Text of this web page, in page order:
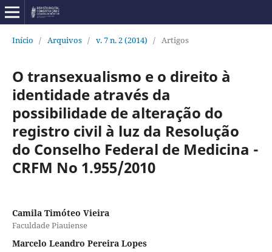
Início / Arquivos / v. 7 n. 2 (2014) / Artigos
O transexualismo e o direito à
identidade através da
possibilidade de alteração do
registro civil à luz da Resolução
do Conselho Federal de Medicina -
CRFM No 1.955/2010
Camila Timóteo Vieira
Faculdade Piauiense
Marcelo Leandro Pereira Lopes